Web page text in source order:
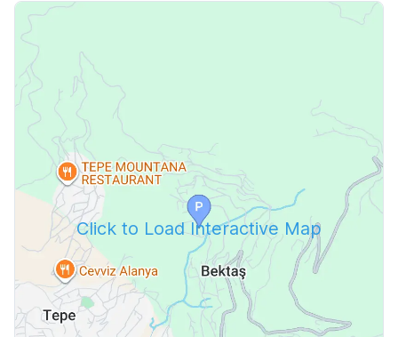
Click to Load Interactive Map